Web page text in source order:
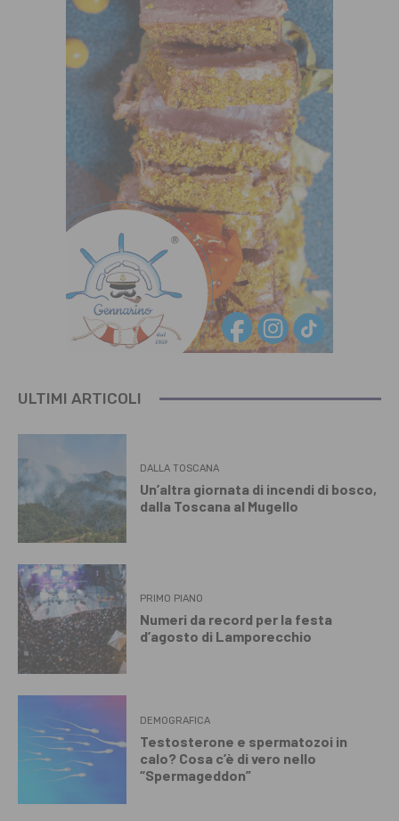
ULTIMI ARTICOLI
DALLA TOSCANA
Un’altra giornata di incendi di bosco,
dalla Toscana al Mugello
PRIMO PIANO
Numeri da record per la festa
d’agosto di Lamporecchio
DEMOGRAFICA
Testosterone e spermatozoi in
calo? Cosa c’è di vero nello
“Spermageddon”